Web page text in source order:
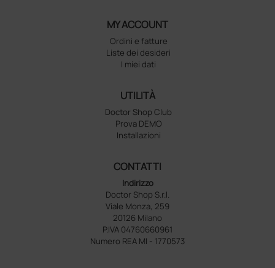
MY ACCOUNT
Ordini e fatture
Liste dei desideri
I miei dati
UTILITÀ
Doctor Shop Club
Prova DEMO
Installazioni
CONTATTI
Indirizzo
Doctor Shop S.r.l.
Viale Monza, 259
20126 Milano
P.IVA 04760660961
Numero REA MI - 1770573